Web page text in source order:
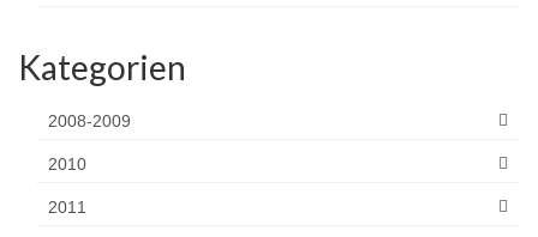
Kategorien
2008-2009
2010
2011